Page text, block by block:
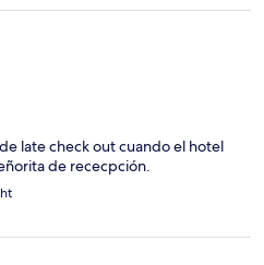
the charge with my credit card
plastic dome smells horrible and
It smelled poisonous inside.
and smells as well. I say sleeping
at this place. Less smelly, too.
late check out cuando el hotel
de rececpción.